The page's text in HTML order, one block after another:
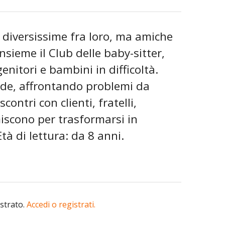
fra loro, ma amiche
il Club delle baby-sitter,
e bambini in difficoltà.
affrontando problemi da
con clienti, fratelli,
per trasformarsi in
di lettura: da 8 anni.
Accedi o registrati.